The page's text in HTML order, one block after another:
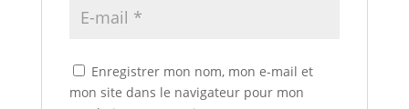
Enregistrer mon nom, mon e-mail et
mon site dans le navigateur pour mon